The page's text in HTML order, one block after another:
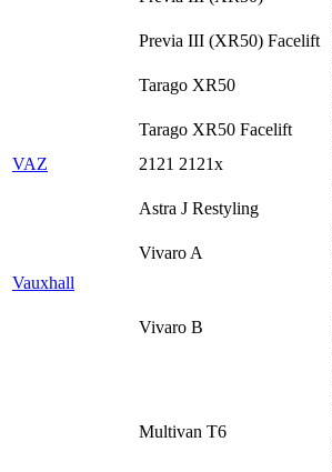
Previa III (XR50) Facelift
Tarago XR50
Tarago XR50 Facelift
VAZ
2121 2121x
Vauxhall
Astra J Restyling
Vivaro A
Vivaro B
Multivan T6